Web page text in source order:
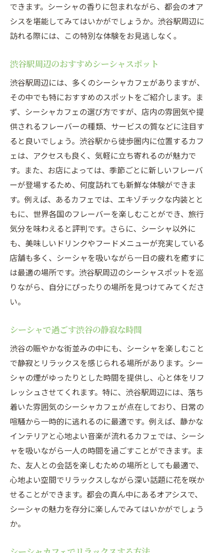
リフレッシュに最適な渋谷のシーシャカフ
ェ
渋谷駅のシーシャカフェで心身ともにリフレッ
ト
渋谷駅のシーシャカフェで心の癒しを
シーシャで心身共にリフレッシュする方法
渋谷のシーシャカフェでリラックス
シーシャカフェの魅力と楽しみ方
渋谷駅近くのおすすめシーシャカフェ
都会の喧騒から離れて渋谷駅で楽しむシーシャ
都会の喧騒を忘れるシーシャタイム
渋谷駅のシーシャカフェで静寂を楽しむ
シーシャで逃れる都会の喧騒
渋谷駅周辺のシーシャカフェでくつろぐ
シーシャで過ごす平穏な時間
渋谷のシーシャカフェで非日常を体験
できます。シーシャの香りに包まれながら、都会のオア
シスを堪能してみてはいかがでしょうか。渋谷駅周辺に
訪れる際には、この特別な体験をお見逃しなく。
渋谷駅周辺のおすすめシーシャスポット
渋谷駅周辺には、多くのシーシャカフェがありますが、
その中でも特におすすめのスポットをご紹介します。ま
ず、シーシャカフェの選び方ですが、店内の雰囲気や提
供されるフレーバーの種類、サービスの質などに注目す
ると良いでしょう。渋谷駅から徒歩圏内に位置するカフ
ェは、アクセスも良く、気軽に立ち寄れるのが魅力で
す。また、お店によっては、季節ごとに新しいフレーバ
ーが登場するため、何度訪れても新鮮な体験ができま
す。例えば、あるカフェでは、エキゾチックな内装とと
もに、世界各国のフレーバーを楽しむことができ、旅行
気分を味わえると評判です。さらに、シーシャ以外に
も、美味しいドリンクやフードメニューが充実している
店舗も多く、シーシャを吸いながら一日の疲れを癒すに
は最適の場所です。渋谷駅周辺のシーシャスポットを巡
りながら、自分にぴったりの場所を見つけてみてくださ
い。
シーシャで過ごす渋谷の静寂な時間
渋谷の賑やかな街並みの中にも、シーシャを楽しむこと
で静寂とリラックスを感じられる場所があります。シー
シャの煙がゆったりとした時間を提供し、心と体をリフ
レッシュさせてくれます。特に、渋谷駅周辺には、落ち
着いた雰囲気のシーシャカフェが点在しており、日常の
喧騒から一時的に逃れるのに最適です。例えば、静かな
インテリアと心地よい音楽が流れるカフェでは、シーシ
ャを吸いながら一人の時間を過ごすことができます。ま
た、友人との会話を楽しむための場所としても最適で、
心地よい空間でリラックスしながら深い話題に花を咲か
せることができます。都会の真ん中にあるオアシスで、
シーシャの魅力を存分に楽しんでみてはいかがでしょう
か。